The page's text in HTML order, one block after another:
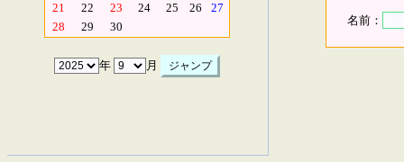
21
22 23 24 25 26
27
28
29 30
年 月
名前：